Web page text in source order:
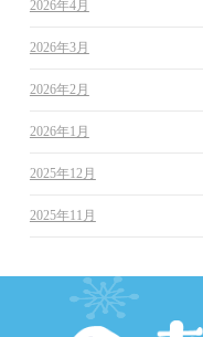
2026年4月
2026年3月
2026年2月
2026年1月
2025年12月
2025年11月